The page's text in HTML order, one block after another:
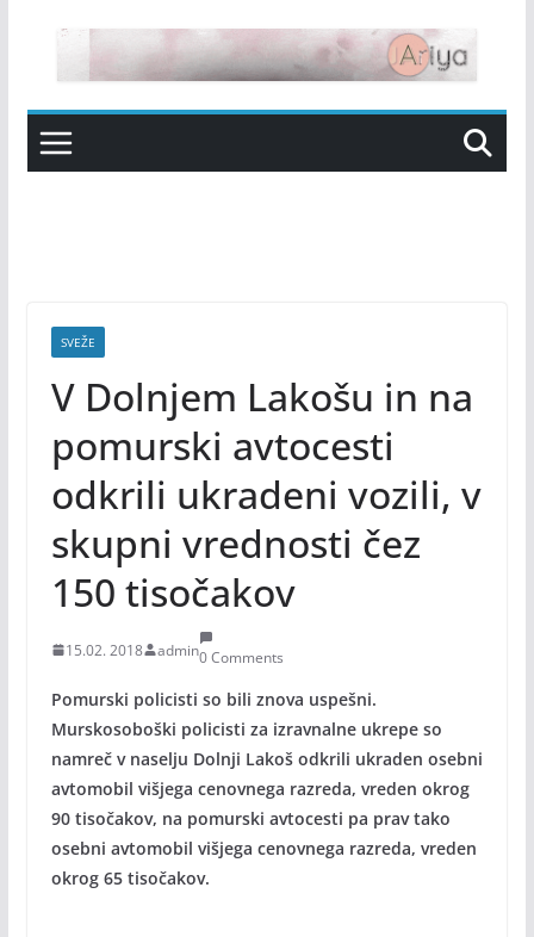
content
SVEŽE
V Dolnjem Lakošu in na
pomurski avtocesti
odkrili ukradeni vozili, v
skupni vrednosti čez
150 tisočakov
15.02. 2018 admin0 Comments
Pomurski policisti so bili znova uspešni.
Murskosoboški policisti za izravnalne ukrepe so
namreč v naselju Dolnji Lakoš odkrili ukraden osebni
avtomobil višjega cenovnega razreda, vreden okrog
90 tisočakov, na pomurski avtocesti pa prav tako
osebni avtomobil višjega cenovnega razreda, vreden
okrog 65 tisočakov.